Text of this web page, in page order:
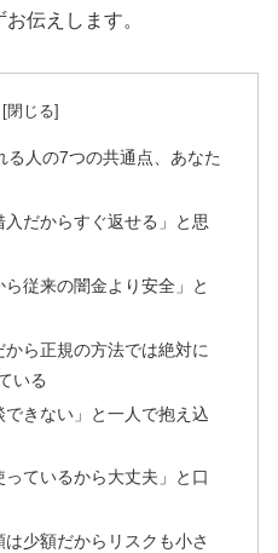
伝えします。
る人の7つの共通点、あなた
だからすぐ返せる」と思
従来の闇金より安全」と
ら正規の方法では絶対に
いる
きない」と一人で抱え込
ているから大丈夫」と口
少額だからリスクも小さ